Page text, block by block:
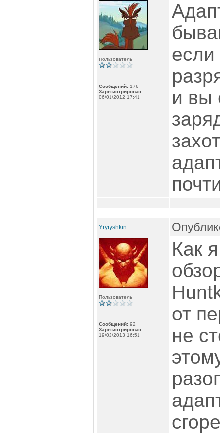
Пользователь
Сообщений: 176
Зарегистрирован:
06/01/2012 17:41
если
и вы
Yryryshkin
Пользователь
Сообщений: 92
Зарегистрирован:
19/02/2013 16:51
Как
от
не